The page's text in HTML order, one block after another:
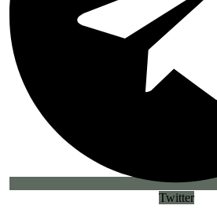
Twitter